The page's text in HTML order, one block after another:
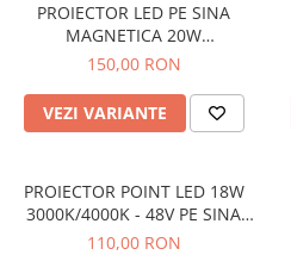
PROIECTOR LED PE SINA
MAGNETICA 20W
3000K/4000K - 48V S22/R22
150,00 RON
VEZI VARIANTE
PROIECTOR POINT LED 18W
3000K/4000K - 48V PE SINA
MAGNETICA S22/R22
110,00 RON